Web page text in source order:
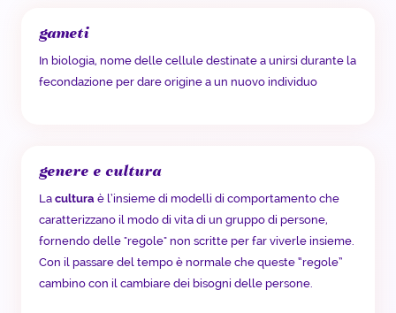
gameti
In biologia, nome delle cellule destinate a unirsi durante la
fecondazione per dare origine a un nuovo individuo
genere e cultura
La cultura è l’insieme di modelli di comportamento che
caratterizzano il modo di vita di un gruppo di persone,
fornendo delle "regole" non scritte per far viverle insieme.
Con il passare del tempo è normale che queste “regole”
cambino con il cambiare dei bisogni delle persone.